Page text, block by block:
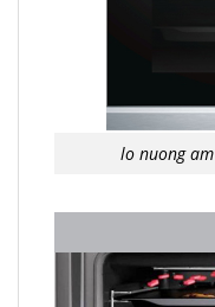
lo nuong